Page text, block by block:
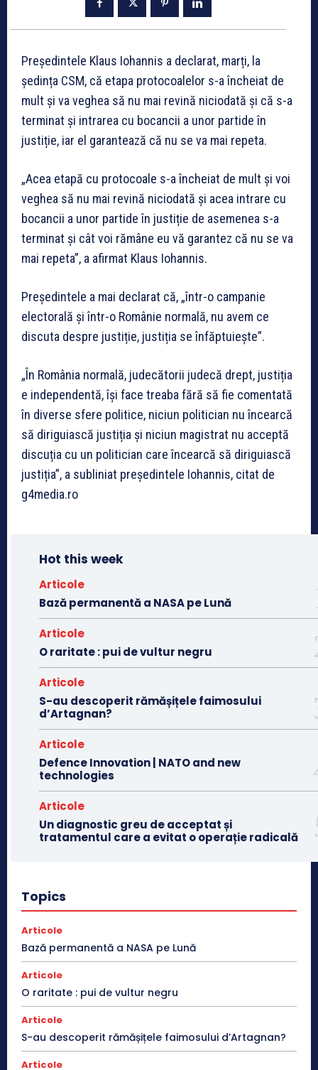
Președintele Klaus Iohannis a declarat, marți, la
ședința CSM, că etapa protocoalelor s-a încheiat de
mult și va veghea să nu mai revină niciodată și că s-a
terminat și intrarea cu bocancii a unor partide în
justiție, iar el garantează că nu se va mai repeta.
„Acea etapă cu protocoale s-a încheiat de mult și voi
veghea să nu mai revină niciodată și acea intrare cu
bocancii a unor partide în justiție de asemenea s-a
terminat și cât voi rămâne eu vă garantez că nu se va
mai repeta”, a afirmat Klaus Iohannis.
Președintele a mai declarat că, „într-o campanie
electorală și într-o Românie normală, nu avem ce
discuta despre justiție, justiția se înfăptuiește”.
„În România normală, judecătorii judecă drept, justiția
e independentă, își face treaba fără să fie comentată
în diverse sfere politice, niciun politician nu încearcă
să diriguiască justiția și niciun magistrat nu acceptă
discuția cu un politician care încearcă să diriguiască
justiția”, a subliniat președintele Iohannis, citat de
g4media.ro
Hot this week
Articole
Bază permanentă a NASA pe Lună
Articole
O raritate : pui de vultur negru
Articole
S-au descoperit rămășițele faimosului
d’Artagnan?
Articole
Defence Innovation | NATO and new
technologies
Articole
Un diagnostic greu de acceptat și
tratamentul care a evitat o operație radicală
Topics
Articole
Bază permanentă a NASA pe Lună
Articole
O raritate : pui de vultur negru
Articole
S-au descoperit rămășițele faimosului d’Artagnan?
Articole